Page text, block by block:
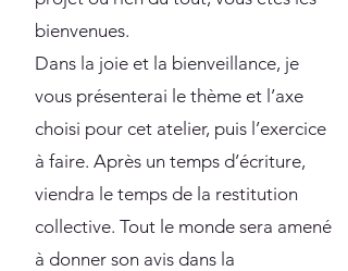
bienvenues.
Dans la joie et la bienveillance, je
vous présenterai le thème et l’axe
choisi pour cet atelier, puis l’exercice
à faire. Après un temps d’écriture,
viendra le temps de la restitution
collective. Tout le monde sera amené
à donner son avis dans la